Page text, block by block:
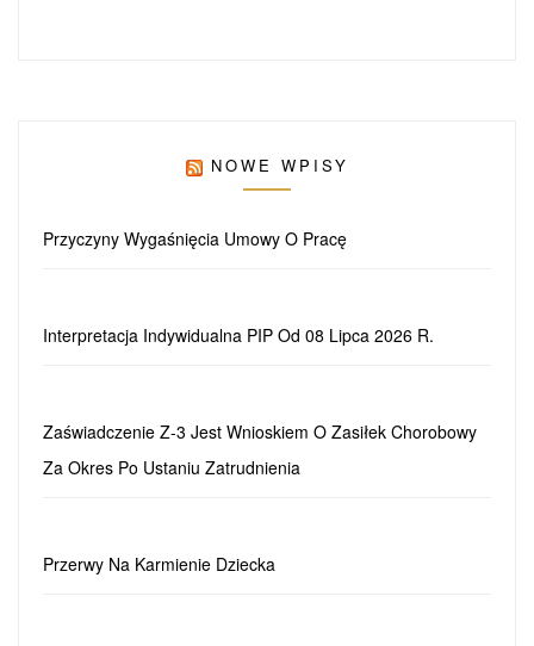
NOWE WPISY
Przyczyny Wygaśnięcia Umowy O Pracę
Interpretacja Indywidualna PIP Od 08 Lipca 2026 R.
Zaświadczenie Z-3 Jest Wnioskiem O Zasiłek Chorobowy
Za Okres Po Ustaniu Zatrudnienia
Przerwy Na Karmienie Dziecka